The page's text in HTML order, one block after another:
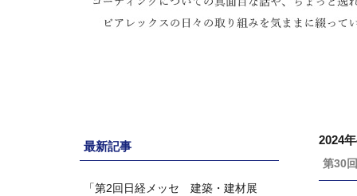
最新記事
「第2回日経メッセ 建築・建材展
2024
第30